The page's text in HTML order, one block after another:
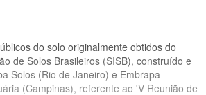
do solo originalmente obtidos do
de Solos Brasileiros (SISB), construído e
Solos (Rio de Janeiro) e Embrapa
(Campinas), referente ao 'V Reunião de